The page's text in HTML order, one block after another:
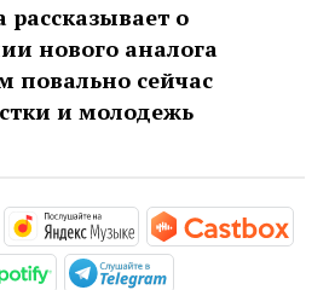
о
нового аналога
повально сейчас
и молодежь
https://podcasts.apple.com/ru/
https://
https://open.spotify.com/